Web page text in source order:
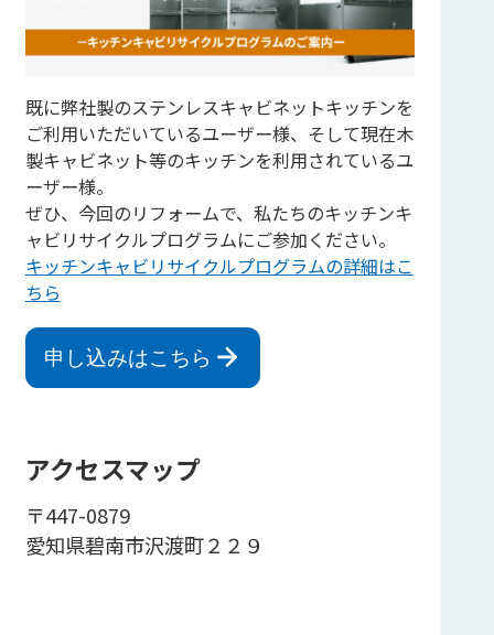
既に弊社製のステンレスキャビネットキッチンを
ご利用いただいているユーザー様、そして現在木
製キャビネット等のキッチンを利用されているユ
ーザー様。
ぜひ、今回のリフォームで、私たちのキッチンキ
ャビリサイクルプログラムにご参加ください。
キッチンキャビリサイクルプログラムの詳細はこ
ちら
申し込みはこちら
アクセスマップ
〒447-0879
愛知県碧南市沢渡町２２９